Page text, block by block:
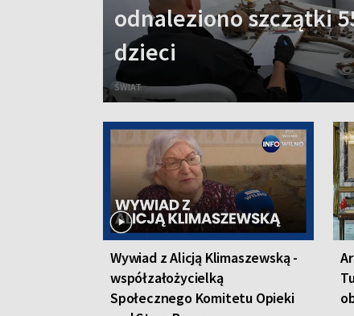
odnaleziono szczątki
dzieci
ŚWIAT
Wywiad z Alicją Klimaszewską -
współzałożycielką
Społecznego Komitetu Opieki